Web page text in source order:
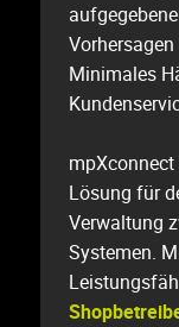
Minimales
Lösung für
Verwaltung
Systemen.